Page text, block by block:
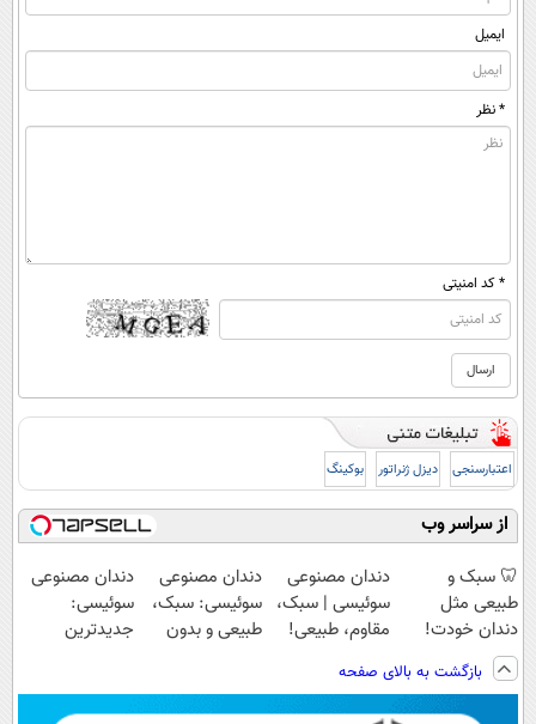
ایمیل
* نظر
* کد امنیتی
اعتبارسنجی دیزل ژنراتور بوکینگ
از سراسر وب
🦷 سبک و
طبیعی مثل
دندان خودت!
نصب آسان و
پرداخت اقساطی
💳 📍 تهران
دندان مصنوعی
سوئیسی | سبک،
مقاوم، طبیعی!
رایگان+پرداخت
اقساطی😍
دندان مصنوعی
سوئیسی: سبک،
طبیعی و بدون
دندان مصنوعی
سوئیسی:
جدیدترین
پرداخت قسطی
بازگشت به بالای صفحه